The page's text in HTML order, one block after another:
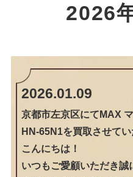
2026
2026.01.09
京都市左京区にてMAX
HN-65N1を買取させて
こんにちは！
いつもご愛顧いただき誠